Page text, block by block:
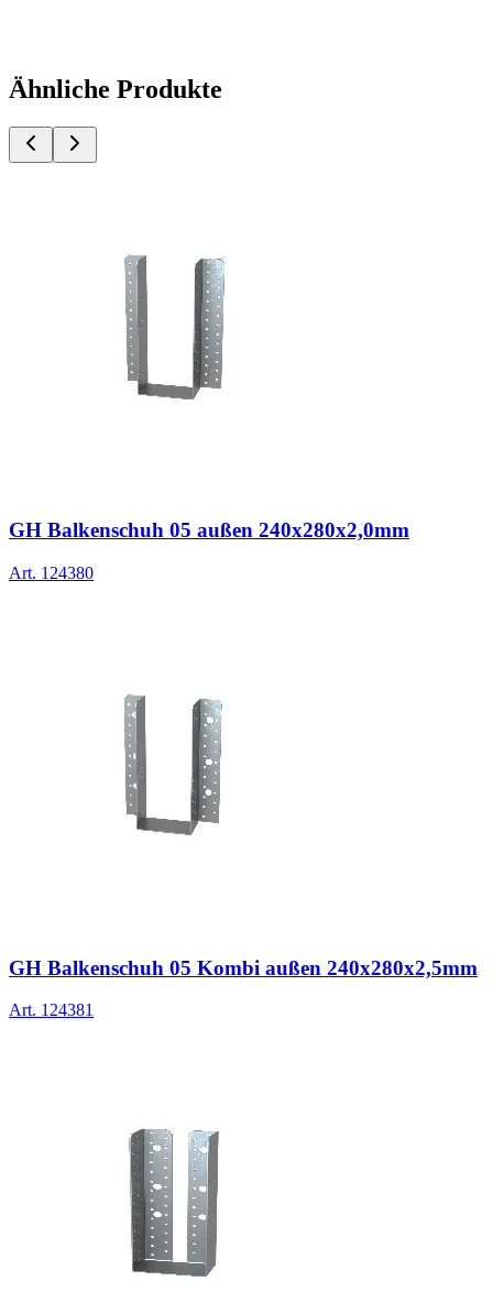
Ähnliche Produkte
GH Balkenschuh 05 außen 240x280x2,0mm
Art. 124380
GH Balkenschuh 05 Kombi außen 240x280x2,5mm
Art. 124381